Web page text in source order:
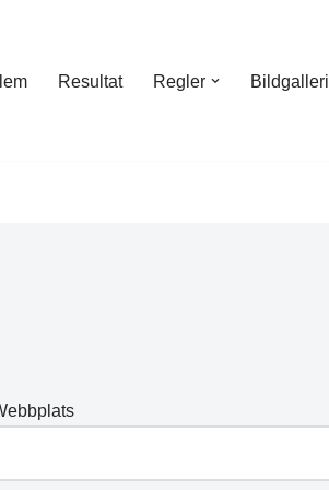
Resultat Regler Bildgalleri